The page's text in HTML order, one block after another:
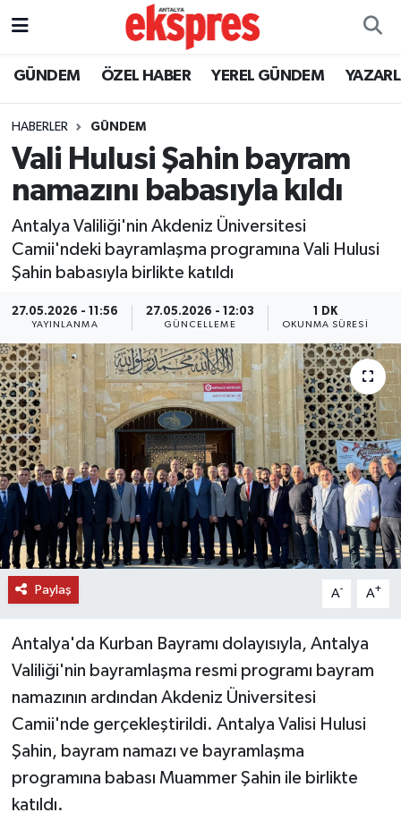
GÜNDEM ÖZEL HABER YEREL GÜNDEM
HABERLER GÜNDEM
Vali Hulusi Şahin bayram
namazını babasıyla kıldı
Antalya Valiliği'nin Akdeniz Üniversitesi
Camii'ndeki bayramlaşma programına Vali Hulusi
Şahin babasıyla birlikte katıldı
27.05.2026 - 11:56
YAYINLANMA
27.05.2026 - 12:03
GÜNCELLEME
1 DK
OKUNMA SÜRESI
Paylaş A- A+
Antalya'da Kurban Bayramı dolayısıyla, Antalya
Valiliği'nin bayramlaşma resmi programı bayram
namazının ardından Akdeniz Üniversitesi
Camii'nde gerçekleştirildi. Antalya Valisi Hulusi
Şahin, bayram namazı ve bayramlaşma
programına babası Muammer Şahin ile birlikte
katıldı.
ÖZEL HABER
YEREL GÜNDEM
EKONOMİ
KÜLTÜR - SANAT
SİYASET
SAĞLIK
DÜNYA
EĞİTİM
TURİZM
RÖPORTAJ
YAZARLAR
RESMİ İLAN
MAGAZİN
Nöbetçi Eczaneler
Trafik Durumu
Süper Lig Puan Durumu ve Fikstür
Tüm Manşetler
Haber Arşivi